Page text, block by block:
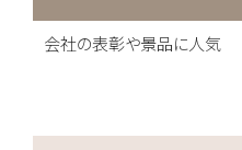
会社の表彰や景品に人気